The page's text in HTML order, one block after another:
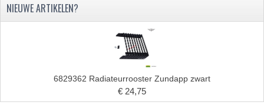
NIEUWE ARTIKELEN?
6829362 Radiateurrooster Zundapp zwart
€ 24,75